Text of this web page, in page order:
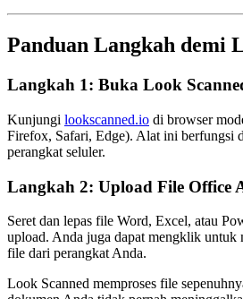
Panduan Langkah demi
Langkah 1: Buka Look
Kunjungi lookscanned.io di browser
Firefox, Safari, Edge). Alat ini berfungsi
perangkat seluler.
Langkah 2: Upload File Office
Seret dan lepas file Word, Excel, atau
upload. Anda juga dapat mengklik untuk
file dari perangkat Anda.
Look Scanned memproses file